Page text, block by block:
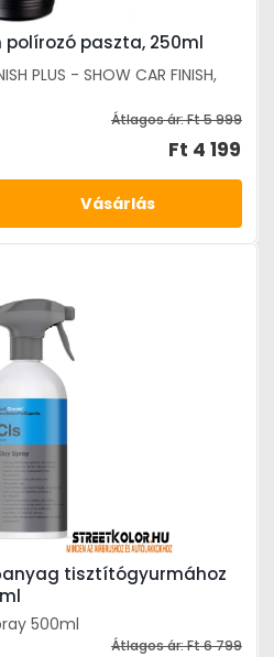
polírozó paszta, 250ml
PLUS - SHOW CAR FINISH,
Átlagos ár:Ft 5 999
Ft 4 199
tisztítógyurmához
500ml
Átlagos ár:Ft 6 799